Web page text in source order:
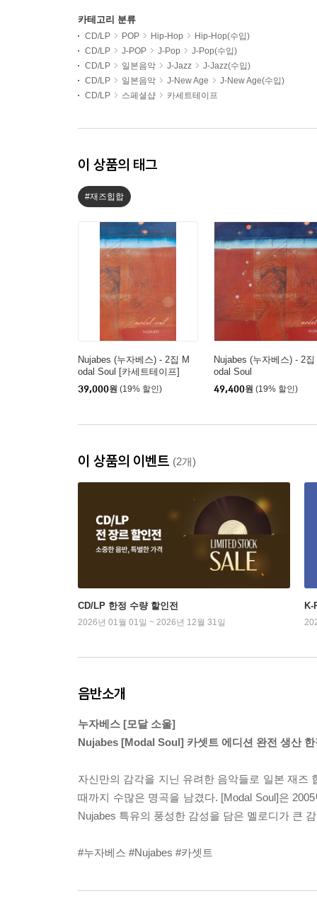
카테고리 분류
CD/LP POP Hip-Hop
Hip-Hop(수입)
CD/LP
J-POP J-Pop
J-Pop(수입)
CD/LP
일본음악 J-Jazz
J-Jazz(수입)
CD/LP
일본음악 J-New Age
J-New Age(수입)
CD/LP
스페셜샵 카세트테이프
이 상품의 태그
#재즈힙합
Nujabes (누자베스) - 2집 M
odal Soul [카세트테이프]
39,000원 (19% 할인)
Nujabes (누자베스) - 2
odal Soul
49,400원 (19% 할인)
이 상품의 이벤트 (2개)
CD/LP 한정 수량 할인전
2026년 01월 01일 ~ 2026년 12월 31일
K-
음반소개
누자베스 [모달 소울]
Nujabes [Modal Soul] 카셋트 에디션 완전 생산
자신만의 감각을 지닌 유려한 음악들로 일본 재즈
때까지 수많은 명곡을 남겼다. [Modal Soul]은
Nujabes 특유의 풍성한 감성을 담은 멜로디가 큰
#누자베스 #Nujabes #카셋트